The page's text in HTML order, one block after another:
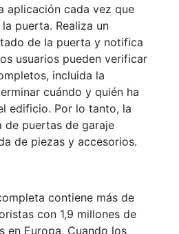
aplicación cada vez que
puerta. Realiza un
de la puerta y notifica
usuarios pueden verificar
incluida la
cuándo y quién ha
edificio. Por lo tanto, la
de puertas de garaje
de piezas y accesorios.
contiene más de
con 1,9 millones de
en Europa. Cuando los